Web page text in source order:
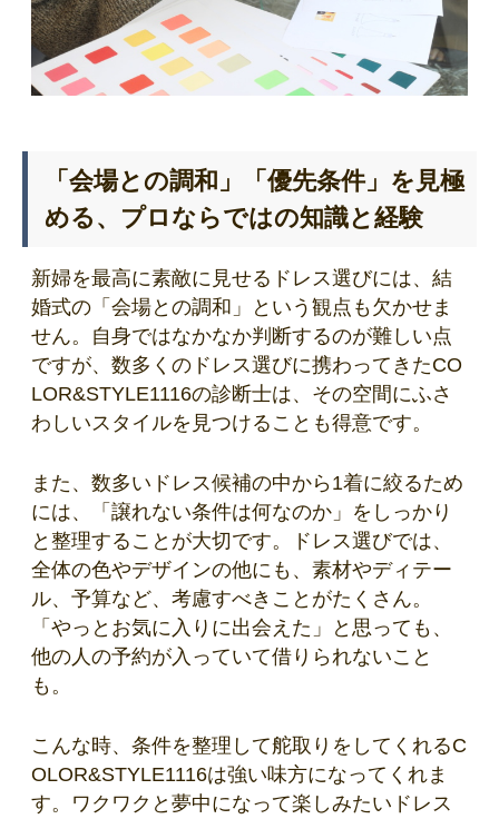
「会場との調和」「優先条件」を見極
める、プロならではの知識と経験
新婦を最高に素敵に見せるドレス選びには、結
婚式の「会場との調和」という観点も欠かせま
せん。自身ではなかなか判断するのが難しい点
ですが、数多くのドレス選びに携わってきたCO
LOR&STYLE1116の診断士は、その空間にふさ
わしいスタイルを見つけることも得意です。
また、数多いドレス候補の中から1着に絞るため
には、「譲れない条件は何なのか」をしっかり
と整理することが大切です。ドレス選びでは、
全体の色やデザインの他にも、素材やディテー
ル、予算など、考慮すべきことがたくさん。
「やっとお気に入りに出会えた」と思っても、
他の人の予約が入っていて借りられないこと
も。
こんな時、条件を整理して舵取りをしてくれるC
OLOR&STYLE1116は強い味方になってくれま
す。ワクワクと夢中になって楽しみたいドレス